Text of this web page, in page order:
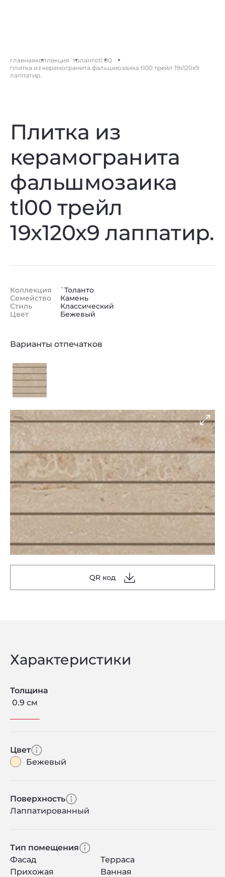
главнаяколлекция `толантоtl 00
плитка из керамогранита фальшмозаика tl00 трейл 19x120x9
лаппатир.
Плитка из
керамогранита
фальшмозаика
tl00 трейл
19x120x9 лаппатир.
Коллекция
Семейство
Стиль
Цвет
`Толанто
Камень
Классический
Бежевый
Варианты отпечатков
QR код
Характеристики
Толщина
0.9 см
Цвет
Бежевый
Поверхность
Лаппатированный
Тип помещения
Фасад
Терраса
Прихожая
Ванная